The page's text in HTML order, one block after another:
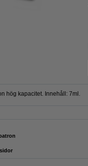
hög kapacitet. Innehåll: 7ml.